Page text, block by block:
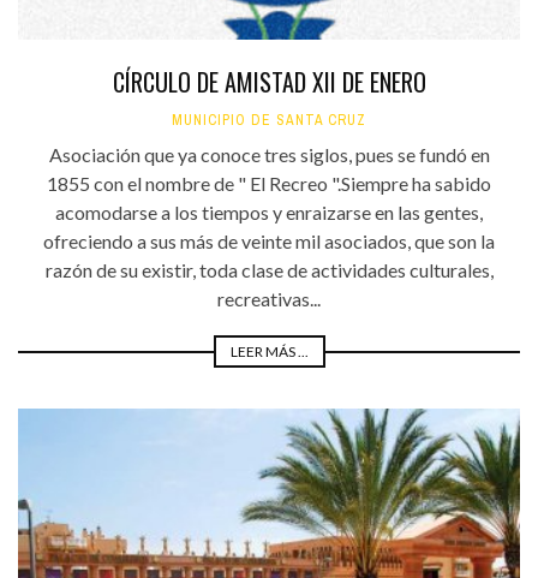
CÍRCULO DE AMISTAD XII DE ENERO
MUNICIPIO DE SANTA CRUZ
Asociación que ya conoce tres siglos, pues se fundó en
1855 con el nombre de " El Recreo ".Siempre ha sabido
acomodarse a los tiempos y enraizarse en las gentes,
ofreciendo a sus más de veinte mil asociados, que son la
razón de su existir, toda clase de actividades culturales,
recreativas...
LEER MÁS ...